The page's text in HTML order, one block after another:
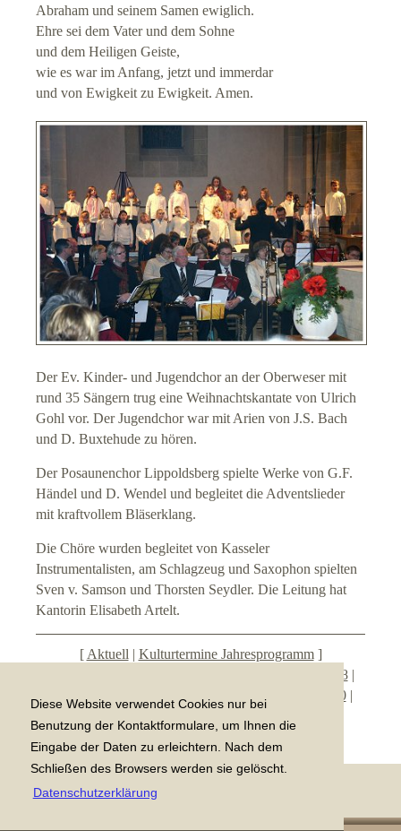
Diese Website verwendet Cookies nur bei
Benutzung der Kontaktformulare, um Ihnen die
Eingabe der Daten zu erleichtern. Nach dem
Schließen des Browsers werden sie gelöscht.
Datenschutzerklärung
Abraham und seinem Samen ewiglich.
Ehre sei dem Vater und dem Sohne
und dem Heiligen Geiste,
wie es war im Anfang, jetzt und immerdar
und von Ewigkeit zu Ewigkeit. Amen.
Der Ev. Kinder- und Jugendchor an der Oberweser mit
rund 35 Sängern trug eine Weihnachtskantate von Ulrich
Gohl vor. Der Jugendchor war mit Arien von J.S. Bach
und D. Buxtehude zu hören.
Der Posaunenchor Lippoldsberg spielte Werke von G.F.
Händel und D. Wendel und begleitet die Adventslieder
mit kraftvollem Bläserklang.
Die Chöre wurden begleitet von Kasseler
Instrumentalisten, am Schlagzeug und Saxophon spielten
Sven v. Samson und Thorsten Seydler. Die Leitung hat
Kantorin Elisabeth Artelt.
[Aktuell| Kulturtermine Jahresprogramm]
2018|
2017|2016 | 2014 |2013 2012 2010|